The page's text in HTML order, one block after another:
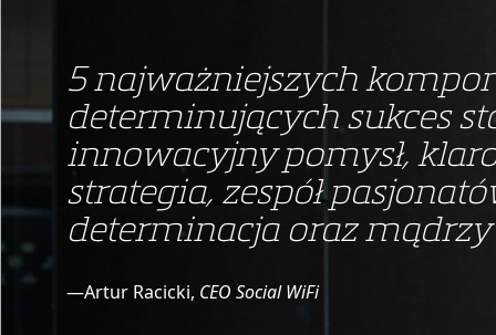
5 najważniejszych
determinujących sukces
innowacyjny pomysł,
strategia, zespół
determinacja oraz
—Artur Racicki, CEO Social WiFi